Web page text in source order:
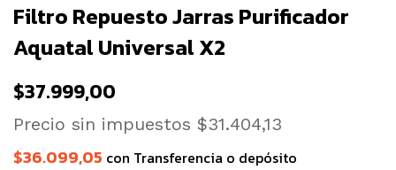
Filtro Repuesto Jarras Purificador
Aquatal Universal X2
$37.999,00
Precio sin impuestos $31.404,13
$36.099,05 con Transferencia o depósito